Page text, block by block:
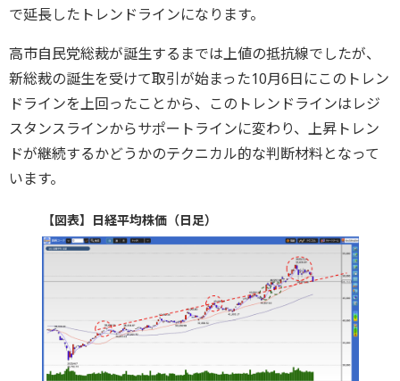
で延長したトレンドラインになります。
高市自民党総裁が誕生するまでは上値の抵抗線でしたが、
新総裁の誕生を受けて取引が始まった10月6日にこのトレン
ドラインを上回ったことから、このトレンドラインはレジ
スタンスラインからサポートラインに変わり、上昇トレン
ドが継続するかどうかのテクニカル的な判断材料となって
います。
【図表】日経平均株価（日足）